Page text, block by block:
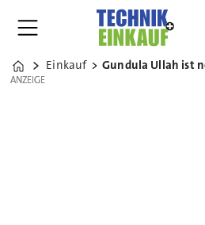
Home
Einkauf
ANZEIGE
ANZEIGE